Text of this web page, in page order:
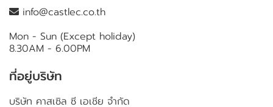
info@castlec.co.th
Mon - Sun (Except holiday)
8.30AM - 6.00PM
ที่อยู่บริษัท
บริษัท คาสเซิล ซี เอเชีย จำกัด